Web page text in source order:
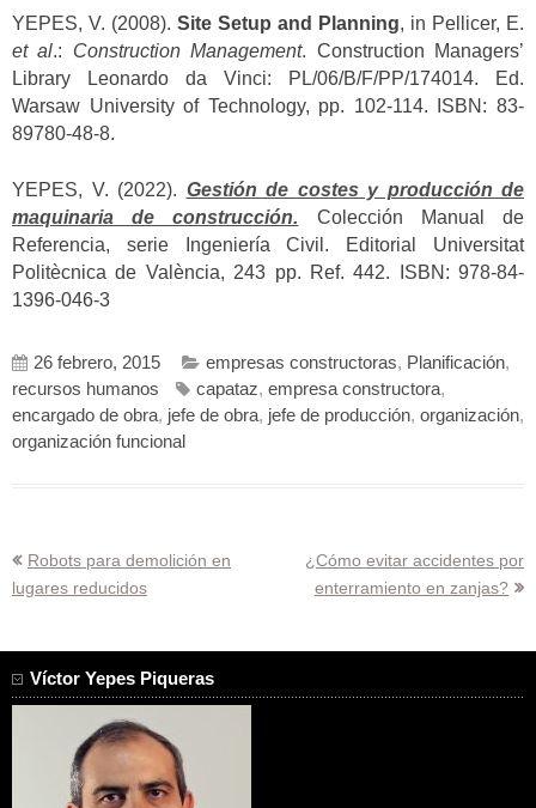
YEPES, V. (2008). Site Setup and Planning, in Pellicer, E.
et al.: Construction Management. Construction Managers’
Library Leonardo da Vinci: PL/06/B/F/PP/174014. Ed.
Warsaw University of Technology, pp. 102-114. ISBN: 83-
89780-48-8.
YEPES, V. (2022). Gestión de costes y producción de
maquinaria de construcción. Colección Manual de
Referencia, serie Ingeniería Civil. Editorial Universitat
Politècnica de València, 243 pp. Ref. 442. ISBN: 978-84-
1396-046-3
26 febrero, 2015 empresas constructoras, Planificación,
recursos humanos
capataz, empresa constructora,
encargado de obra, jefe de obra, jefe de producción, organización,
organización funcional
Navegación
de
Robots para demolición en
lugares reducidos
¿Cómo evitar accidentes por
enterramiento en zanjas?
Víctor Yepes Piqueras